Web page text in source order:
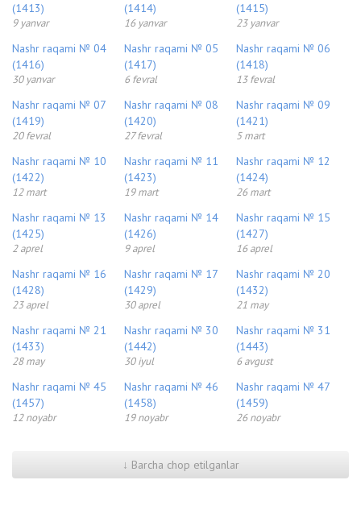
(1413)
9 yanvar
(1414)
16 yanvar
(1415)
23 yanvar
Nashr raqami № 04
(1416)
30 yanvar
Nashr raqami № 05
(1417)
6 fevral
Nashr raqami № 06
(1418)
13 fevral
Nashr raqami № 07
(1419)
20 fevral
Nashr raqami № 08
(1420)
27 fevral
Nashr raqami № 09
(1421)
5 mart
Nashr raqami № 10
(1422)
12 mart
Nashr raqami № 11
(1423)
19 mart
Nashr raqami № 12
(1424)
26 mart
Nashr raqami № 13
(1425)
2 aprel
Nashr raqami № 14
(1426)
9 aprel
Nashr raqami № 15
(1427)
16 aprel
Nashr raqami № 16
(1428)
23 aprel
Nashr raqami № 17
(1429)
30 aprel
Nashr raqami № 20
(1432)
21 may
Nashr raqami № 21
(1433)
28 may
Nashr raqami № 30
(1442)
30 iyul
Nashr raqami № 31
(1443)
6 avgust
Nashr raqami № 45
(1457)
12 noyabr
Nashr raqami № 46
(1458)
19 noyabr
Nashr raqami № 47
(1459)
26 noyabr
↓ Barcha chop etilganlar